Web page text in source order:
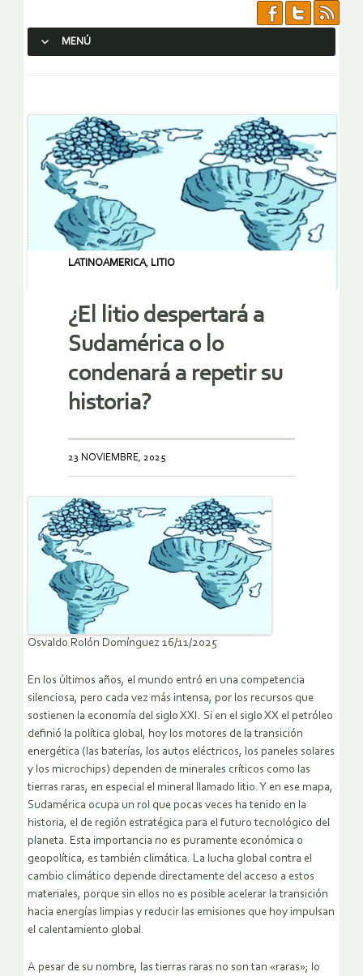
MENÚ
LATINOAMERICA, LITIO
¿El litio despertará a
Sudamérica o lo
condenará a repetir su
historia?
23 NOVIEMBRE, 2025
Osvaldo Rolón Domínguez 16/11/2025
En los últimos años, el mundo entró en una competencia
silenciosa, pero cada vez más intensa, por los recursos que
sostienen la economía del siglo XXI. Si en el siglo XX el petróleo
definió la política global, hoy los motores de la transición
energética (las baterías, los autos eléctricos, los paneles solares
y los microchips) dependen de minerales críticos como las
tierras raras, en especial el mineral llamado litio. Y en ese mapa,
Sudamérica ocupa un rol que pocas veces ha tenido en la
historia, el de región estratégica para el futuro tecnológico del
planeta. Esta importancia no es puramente económica o
geopolítica, es también climática. La lucha global contra el
cambio climático depende directamente del acceso a estos
materiales, porque sin ellos no es posible acelerar la transición
hacia energías limpias y reducir las emisiones que hoy impulsan
el calentamiento global.
A pesar de su nombre, las tierras raras no son tan «raras»; lo